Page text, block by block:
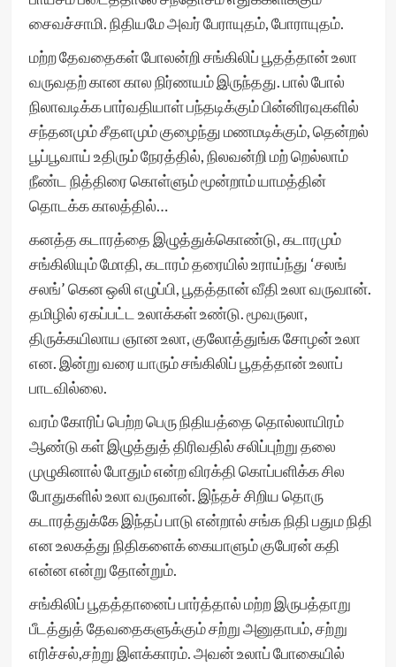
சைவச்சாமி. நிதியமே அவர் பேராயுதம், போராயுதம்.
மற்ற தேவதைகள் போலன்றி சங்கிலிப் பூதத்தான் உலா
வருவதற் கான கால நிர்ணயம் இருந்தது. பால் போல்
நிலாவடிக்க பார்வதியாள் பந்தடிக்கும் பின்னிரவுகளில்
சந்தனமும் சீதளமும் குழைந்து மணமடிக்கும், தென்றல்
பூப்பூவாய் உதிரும் நேரத்தில், நிலவன்றி மற் றெல்லாம்
நீண்ட நித்திரை கொள்ளும் மூன்றாம் யாமத்தின்
தொடக்க காலத்தில்…
கனத்த கடாரத்தை இழுத்துக்கொண்டு, கடாரமும்
சங்கிலியும் மோதி, கடாரம் தரையில் உராய்ந்து ‘சலங்
சலங்’ கென ஒலி எழுப்பி, பூதத்தான் வீதி உலா வருவான்.
தமிழில் ஏகப்பட்ட உலாக்கள் உண்டு. மூவருலா,
திருக்கயிலாய ஞான உலா, குலோத்துங்க சோழன் உலா
என. இன்று வரை யாரும் சங்கிலிப் பூதத்தான் உலாப்
பாடவில்லை.
வரம் கோரிப் பெற்ற பெரு நிதியத்தை தொல்லாயிரம்
ஆண்டு கள் இழுத்துத் திரிவதில் சலிப்புற்று தலை
முழுகினால் போதும் என்ற விரக்தி கொப்பளிக்க சில
போதுகளில் உலா வருவான். இந்தச் சிறிய தொரு
கடாரத்துக்கே இந்தப் பாடு என்றால் சங்க நிதி பதும நிதி
என உலகத்து நிதிகளைக் கையாளும் குபேரன் கதி
என்ன என்று தோன்றும்.
சங்கிலிப் பூதத்தானைப் பார்த்தால் மற்ற இருபத்தாறு
பீடத்துத் தேவதைகளுக்கும் சற்று அனுதாபம், சற்று
எரிச்சல்,சற்று இளக்காரம். அவன் உலாப் போகையில்